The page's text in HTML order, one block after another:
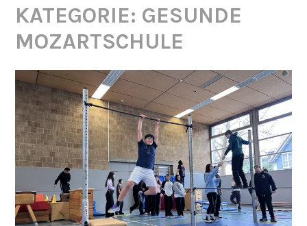
KATEGORIE: GESUNDE
MOZARTSCHULE